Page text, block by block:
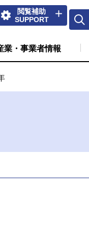
閲覧補助
SUPPORT
業・事業者情報